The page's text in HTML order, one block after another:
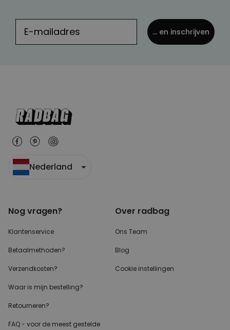
... en inschrijven
Nederland
Nog vragen?
Klantenservice
Betaalmethoden?
Verzendkosten?
Waar is mijn bestelling?
Retourneren?
FAQ - voor de meest gestelde
Over radbag
Ons Team
Blog
Cookie instellingen